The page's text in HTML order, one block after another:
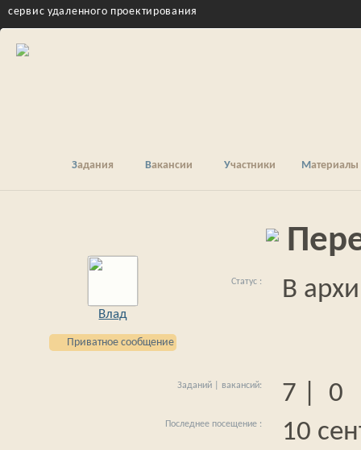
Задания Вакансии Участники Материалы
Влад
Приватное сообщение
В
7 | 0
10
cервис удаленного проектирования